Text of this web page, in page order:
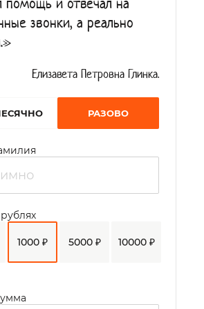
помощь и отвечал на
звонки, а реально
Елизавета Петровна Глинка.
РАЗОВО
1000 ₽ 5000 ₽ 10000 ₽